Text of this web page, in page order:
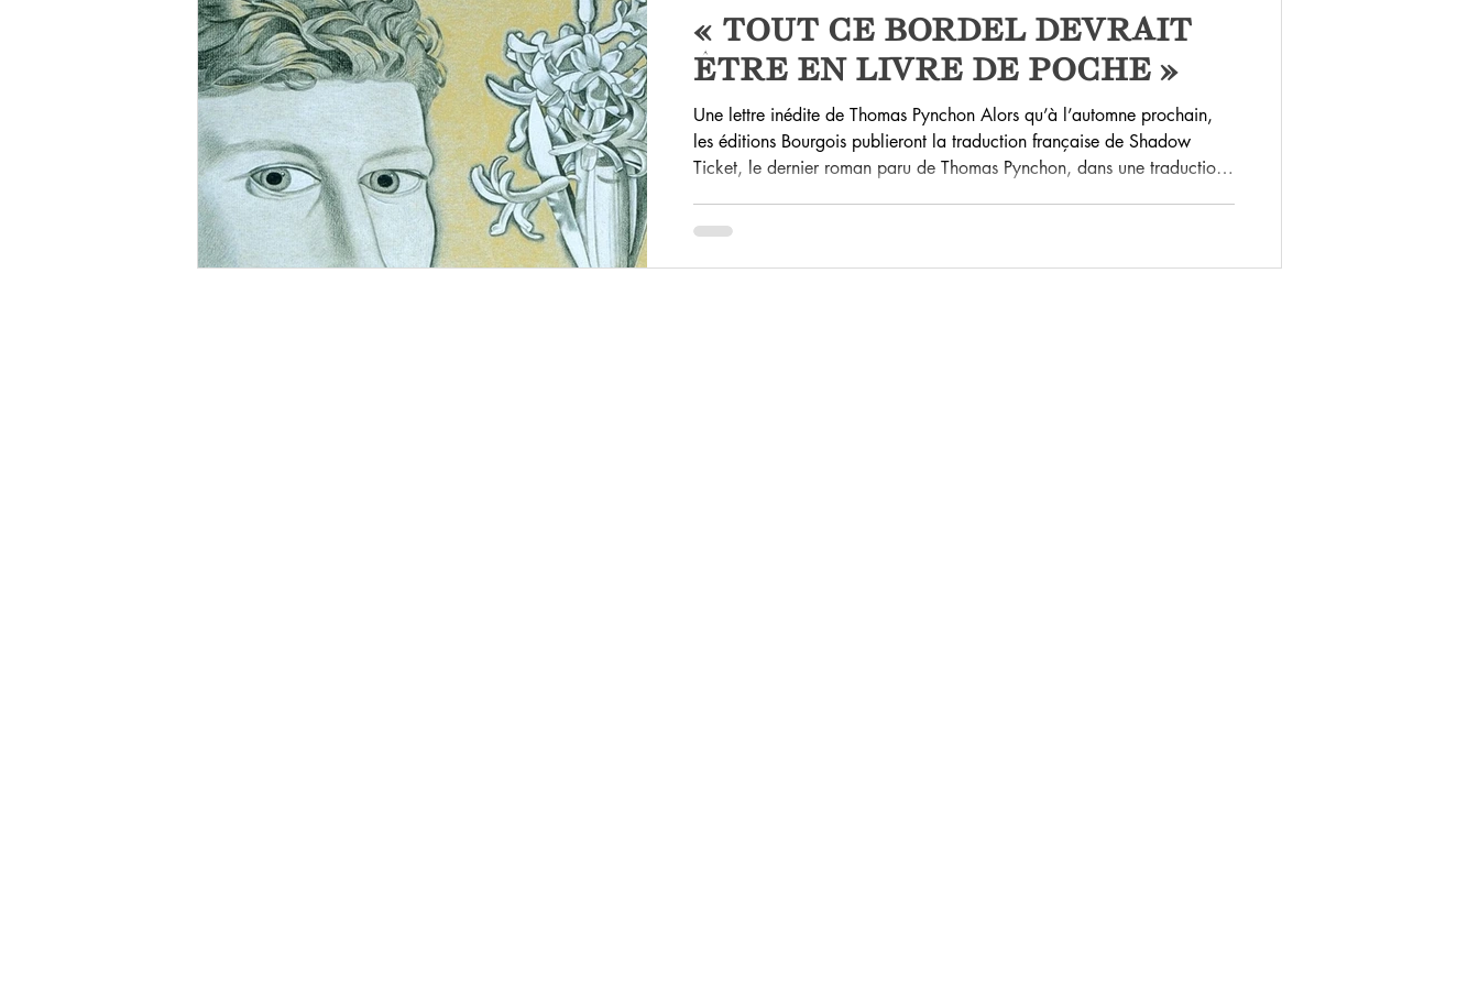
« TOUT CE BORDEL DEVRAIT
ÊTRE EN LIVRE DE POCHE »
Une lettre inédite de Thomas Pynchon Alors qu’à l’automne prochain,
les éditions Bourgois publieront la traduction française de Shadow
Ticket, le dernier roman paru de Thomas Pynchon, dans une traduction
cet événement imminent pour reproduire ci-dessous la traduction d’une
vente aux enchères d’un ensemble de documents le concernant. L’aut